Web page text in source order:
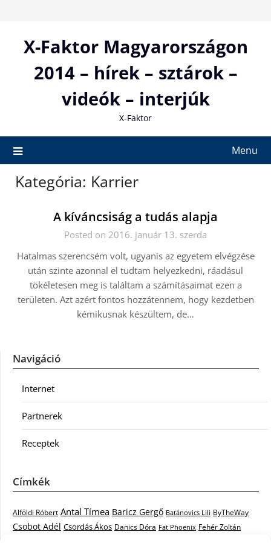
contentX-Faktor Magyarországon
2014 – hírek – sztárok –
videók – interjúk
X-Faktor
Menu
Kategória: Karrier
A kíváncsiság a tudás alapja
Posted on 2016. január 13. szerda
Hatalmas szerencsém volt, ugyanis az egyetem elvégzése
után szinte azonnal el tudtam helyezkedni, ráadásul
tökéletesen meg is találtam a számításaimat ezen a
területen. Azt azért fontos hozzátennem, hogy kezdetben
kémikusnak készültem, de…
Navigáció
Internet
Partnerek
Receptek
Címkék
Alföldi Róbert Antal Tímea Baricz Gergő Batánovics Lili ByTheWay
Csobot Adél Csordás Ákos Danics Dóra Fat Phoenix Fehér Zoltán